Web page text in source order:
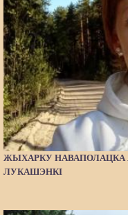
ЖЫХАРКУ НАВАПОЛАЦКА
ЛУКАШЭНКІ